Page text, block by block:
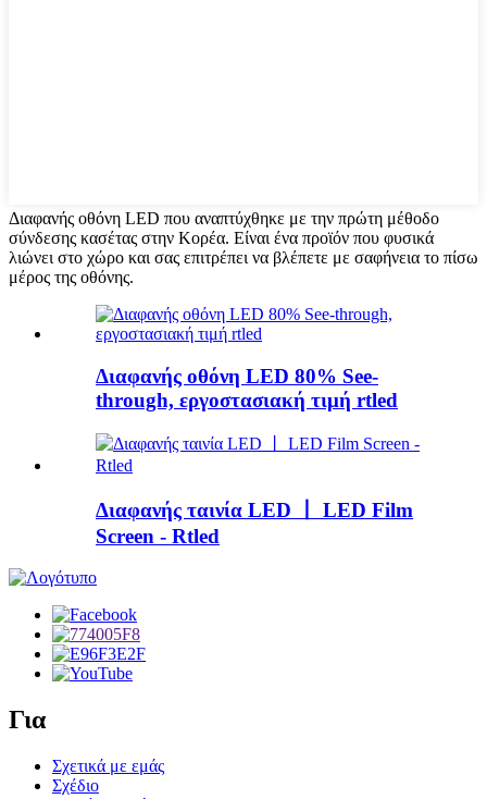
Διαφανής οθόνη LED που αναπτύχθηκε με την πρώτη μέθοδο
σύνδεσης κασέτας στην Κορέα. Είναι ένα προϊόν που φυσικά
λιώνει στο χώρο και σας επιτρέπει να βλέπετε με σαφήνεια το πίσω
μέρος της οθόνης.
Διαφανής οθόνη LED 80% See-
through, εργοστασιακή τιμή rtled
Διαφανής ταινία LED 丨 LED Film
Screen - Rtled
Για
Σχετικά με εμάς
Σχέδιο